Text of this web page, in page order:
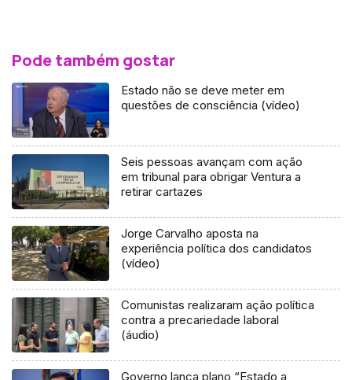
Pode também gostar
Estado não se deve meter em
questões de consciência (vídeo)
Seis pessoas avançam com ação
em tribunal para obrigar Ventura a
retirar cartazes
Jorge Carvalho aposta na
experiência política dos candidatos
(vídeo)
Comunistas realizaram ação política
contra a precariedade laboral
(áudio)
Governo lança plano “Estado a